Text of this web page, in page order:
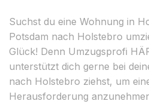
Suchst du eine Wohnung in
Potsdam nach Holstebro
Glück! Denn Umzugsprofi
unterstützt dich gerne bei
nach Holstebro ziehst, um
Herausforderung